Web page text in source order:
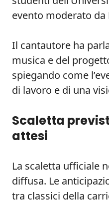
evento moderato da
Il cantautore ha
musica e del
spiegando come
di lavoro e di una
Scaletta
attesi
La scaletta ufficiale
diffusa. Le
tra classici della